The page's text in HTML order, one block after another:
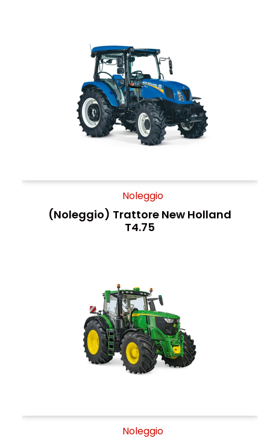
Noleggio
(Noleggio) Trattore New Holland
T4.75
Noleggio